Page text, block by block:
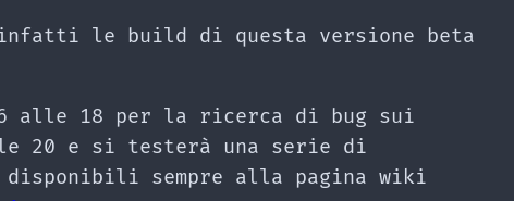
le build di questa versione beta
alle 18 per la ricerca di bug sui
20 e si testerà una serie di
sempre alla pagina wiki